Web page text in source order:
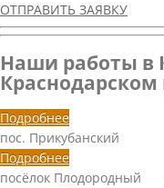
ОТПРАВИТЬ ЗАЯВКУ
Наши работы в
Краснодарском
Подробнее
пос. Прикубанский
Подробнее
посёлок Плодородный